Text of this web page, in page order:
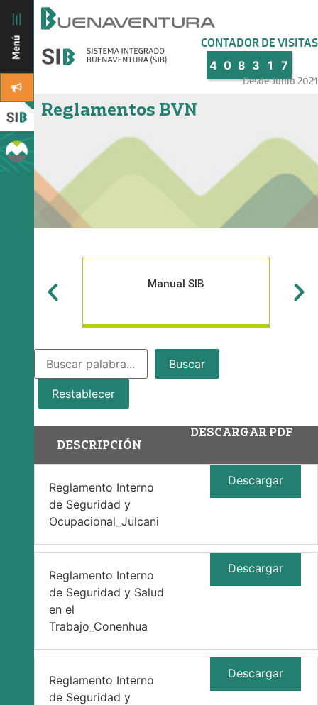
CONTADOR DE VISITAS
4 0 8 3 1 7
Desde Junio 2021
Reglamentos BVN
Manual SIB
Buscar
Restablecer
DESCRIPCIÓN
DESCARGAR PDF
Reglamento Interno
de Seguridad y
Ocupacional_Julcani
Descargar
Reglamento Interno
de Seguridad y Salud
en el
Trabajo_Conenhua
Descargar
Reglamento Interno
de Seguridad y
Descargar